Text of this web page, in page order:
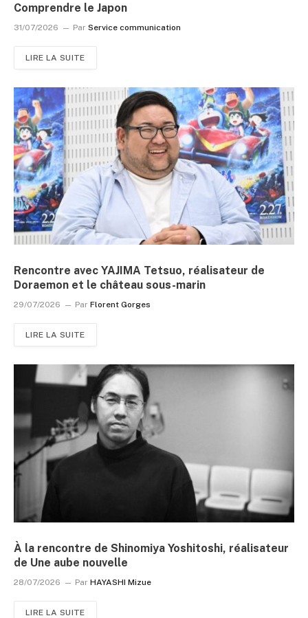
Comprendre le Japon
31/07/2026 Par Service communication
LIRE LA SUITE
Rencontre avec YAJIMA Tetsuo, réalisateur de
Doraemon et le château sous-marin
29/07/2026 Par Florent Gorges
LIRE LA SUITE
À la rencontre de Shinomiya Yoshitoshi, réalisateur
de Une aube nouvelle
28/07/2026 Par HAYASHI Mizue
LIRE LA SUITE